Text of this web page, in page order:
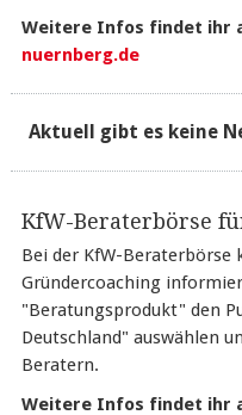
Weitere Infos findet ihr
nuernberg.de
Aktuell gibt es keine
KfW-Beraterbörse
Bei der KfW-Beraterbörse
Gründercoaching
"Beratungsprodukt" den
Deutschland" auswählen
Beratern.
Weitere Infos findet ihr